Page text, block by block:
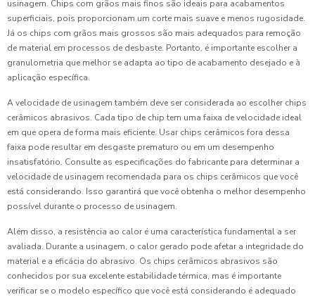
usinagem. Chips com grãos mais finos são ideais para acabamentos
superficiais, pois proporcionam um corte mais suave e menos rugosidade.
Já os chips com grãos mais grossos são mais adequados para remoção
de material em processos de desbaste. Portanto, é importante escolher a
granulometria que melhor se adapta ao tipo de acabamento desejado e à
aplicação específica.
A velocidade de usinagem também deve ser considerada ao escolher chips
cerâmicos abrasivos. Cada tipo de chip tem uma faixa de velocidade ideal
em que opera de forma mais eficiente. Usar chips cerâmicos fora dessa
faixa pode resultar em desgaste prematuro ou em um desempenho
insatisfatório. Consulte as especificações do fabricante para determinar a
velocidade de usinagem recomendada para os chips cerâmicos que você
está considerando. Isso garantirá que você obtenha o melhor desempenho
possível durante o processo de usinagem.
Além disso, a resistência ao calor é uma característica fundamental a ser
avaliada. Durante a usinagem, o calor gerado pode afetar a integridade do
material e a eficácia do abrasivo. Os chips cerâmicos abrasivos são
conhecidos por sua excelente estabilidade térmica, mas é importante
verificar se o modelo específico que você está considerando é adequado